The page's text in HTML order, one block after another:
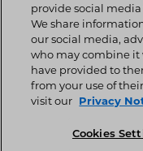
QuintilesIMS si
compresi i diritti
Copyright © 2018
Privacy Notice-
Termini
provide social
We share
our social media,
who may combine
have provided to
from your use of
visit our
Privacy
Cookies